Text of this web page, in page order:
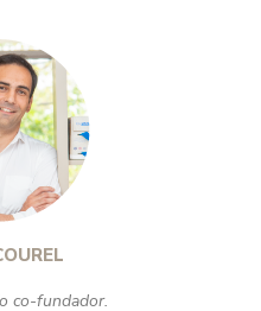
co-fundador.